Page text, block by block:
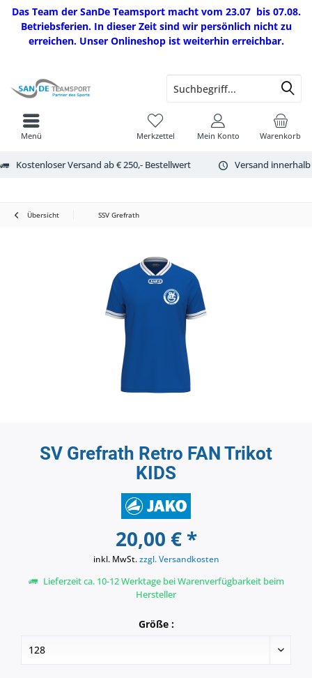
Das Team der SanDe Teamsport macht vom 23.07 bis 07.08.
Betriebsferien. In dieser Zeit sind wir persönlich nicht zu
erreichen. Unser Onlineshop ist weiterhin erreichbar.
Kostenloser Versand ab € 250,- Bestellwert Versand
Warenkorb
Merkzettel Mein Konto
Menü
Übersicht SSV Grefrath
SV Grefrath Retro FAN Trikot
KIDS
20,00 € *
inkl. MwSt.zzgl. Versandkosten
Lieferzeit ca. 10-12 Werktage bei Warenverfügbarkeit beim
Hersteller
Größe :